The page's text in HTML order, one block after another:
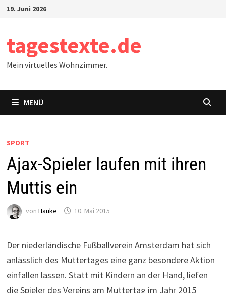
Zum19. Juni 2026
tagestexte.de
Mein virtuelles Wohnzimmer.
MENÜ
SPORT
Ajax-Spieler laufen mit ihren
Muttis ein
von Hauke 10. Mai 2015
Der niederländische Fußballverein Amsterdam hat sich
anlässlich des Muttertages eine ganz besondere Aktion
einfallen lassen. Statt mit Kindern an der Hand, liefen
die Spieler des Vereins am Muttertag im Jahr 2015